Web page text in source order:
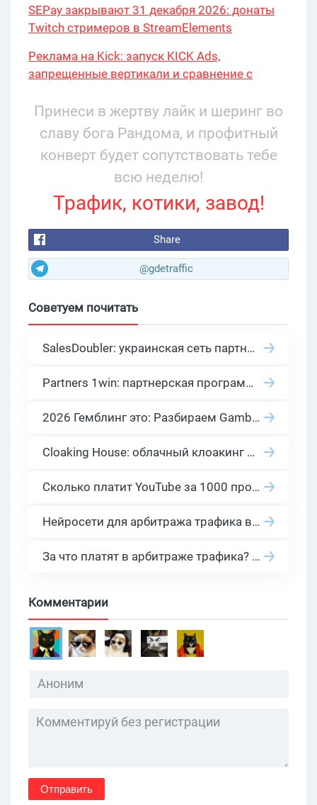
SEPay закрывают 31 декабря 2026: донаты
Twitch стримеров в StreamElements
Реклама на Kick: запуск KICK Ads,
запрещенные вертикали и сравнение с
Принеси в жертву лайк и шеринг во
славу бога Рандома, и профитный
конверт будет сопутствовать тебе
всю неделю!
Трафик, котики, завод!
Share
@gdetraffic
Советуем почитать
SalesDoubler: украинская сеть партнерских программ с оплатой за действие
Partners 1win: партнерская программа казино в нише гемблинг арбитраж
2026 Гемблинг это: Разбираем Gambling вертикаль, и все что связано с гемблинг и беттинг офферами
Cloaking House: облачный клоакинг для фильтрации ботов FB и Google Ads — гайд PHP-интеграции 2026
Сколько платит YouTube за 1000 просмотров в 2026: реальные цифры от 0.5 до 36 USD по ГЕО
Нейросети для арбитража трафика в 2026: инструменты, кейсы и AI-медиабайеры
За что платят в арбитраже трафика? 30 моделей оплаты в бурж и СНГ партнерках
Комментарии
Отправить